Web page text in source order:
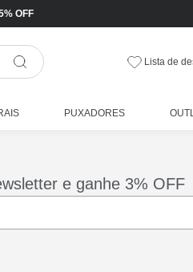
OFF
Lista de
PUXADORES
e ganhe 3% OFF